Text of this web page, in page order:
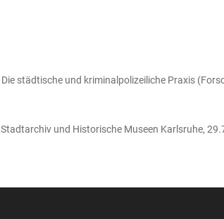
städtische und kriminalpolizeiliche Praxis
und Historische Museen Karlsruhe,